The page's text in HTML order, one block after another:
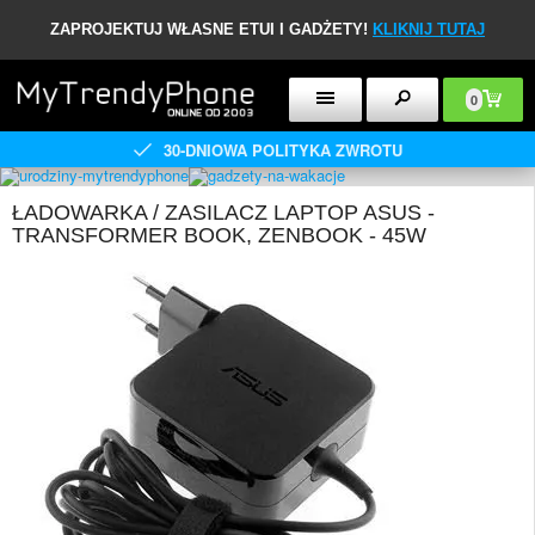
ZAPROJEKTUJ WŁASNE ETUI I GADŻETY! KLIKNIJ TUTAJ
0
30-DNIOWA POLITYKA ZWROTU
ŁADOWARKA / ZASILACZ LAPTOP ASUS -
TRANSFORMER BOOK, ZENBOOK - 45W